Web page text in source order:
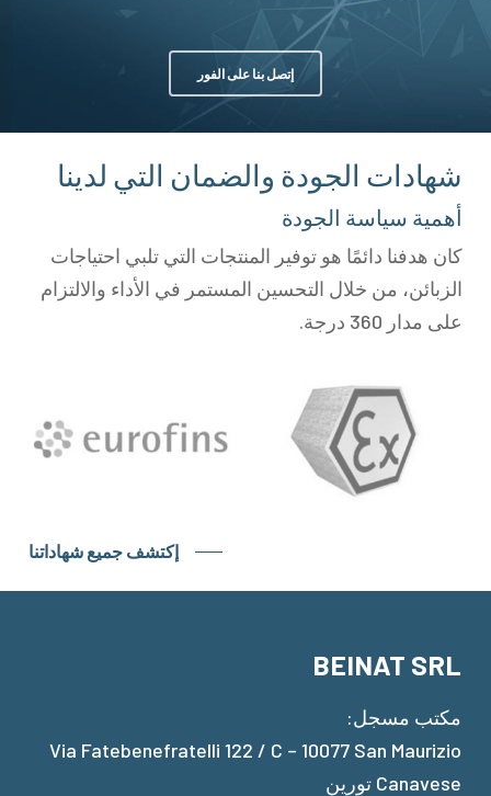
إتصل بنا على الفور
شهادات الجودة والضمان التي لدينا
أهمية سياسة الجودة
كان هدفنا دائمًا هو توفير المنتجات التي تلبي احتياجات
الزبائن، من خلال التحسين المستمر في الأداء والالتزام
على مدار 360 درجة.
إكتشف جميع شهاداتنا
BEINAT SRL
مكتب مسجل:
Via Fatebenefratelli 122 / C – 10077 San Maurizio
Canavese تورين